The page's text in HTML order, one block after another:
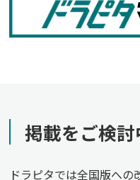
掲載をご検
ドラピタでは全国版へ